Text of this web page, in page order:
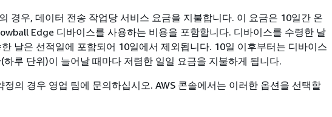
경우, 데이터 전송 작업당 서비스 요금을 지불합니다. 이 요금은 10일간 온
Edge 디바이스를 사용하는 비용을 포함합니다. 디바이스를 수령한 날
한 날은 선적일에 포함되어 10일에서 제외됩니다. 10일 이후부터는 디바이스
하루 단위)이 늘어날 때마다 저렴한 일일 요금을 지불하게 됩니다.
정의 경우 영업 팀에 문의하십시오. AWS 콘솔에서는 이러한 옵션을 선택할